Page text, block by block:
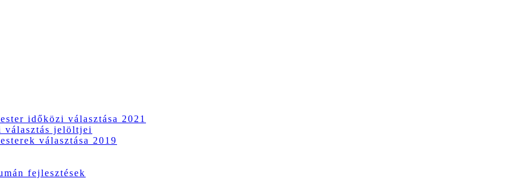
időközi választása 2021
választás jelöltjei
választása 2019
fejlesztések